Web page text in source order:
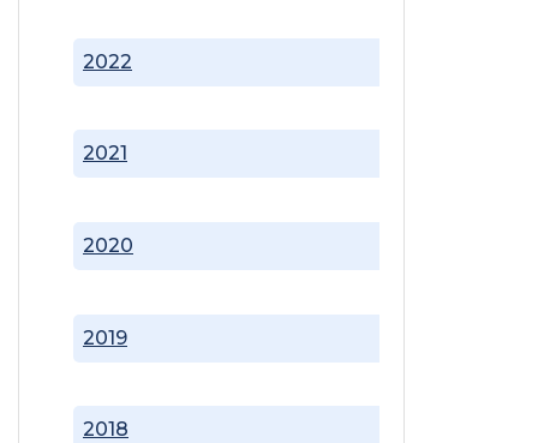
2018
2019
2020
2021
2022